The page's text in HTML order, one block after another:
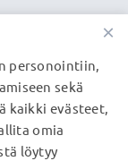
ei
×
personointiin,
sekä
kaikki evästeet,
omia
löytyy